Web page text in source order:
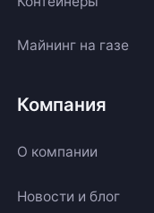
Майнинг на газе
Компания
О компании
Новости и блог